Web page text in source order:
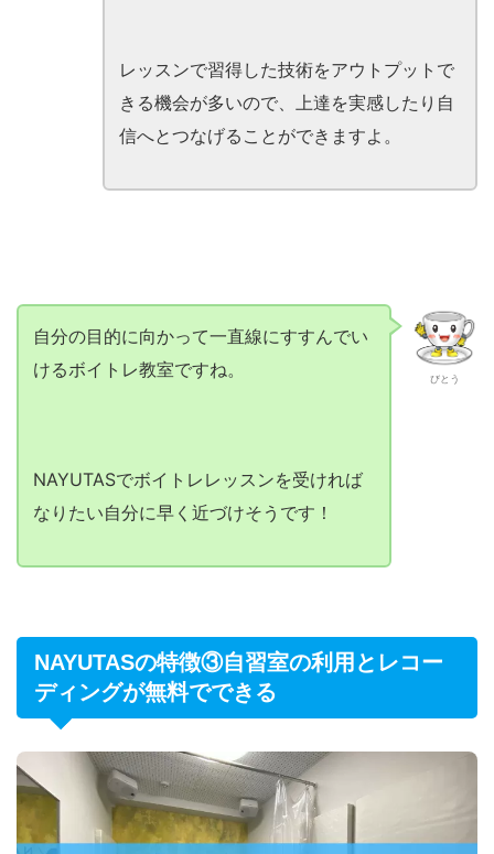
レッスンで習得した技術をアウトプットで
きる機会が多いので、上達を実感したり自
信へとつなげることができますよ。
びとう
自分の目的に向かって一直線にすすんでい
けるボイトレ教室ですね。
NAYUTASでボイトレレッスンを受ければ
なりたい自分に早く近づけそうです！
NAYUTASの特徴③自習室の利用とレコー
ディングが無料でできる